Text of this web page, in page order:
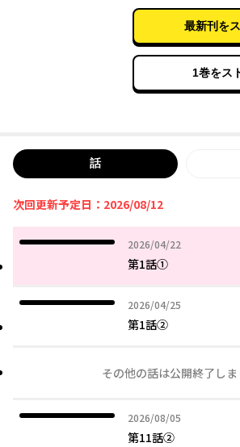
最新刊を
1巻をス
話
次回更新予定日：2026/08/12
2026/04/22
2026年04月22日
第1話①
2026/04/25
2026年04月25日
第1話②
その他の話は公開終了しま
2026/08/05
2026年08月05日
第11話②